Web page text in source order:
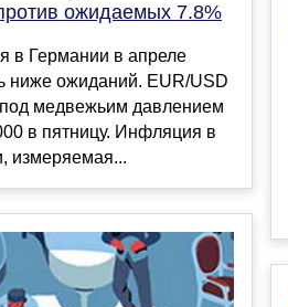
ожидаемых 7.8%
в Германии в апреле
ниже ожиданий. EUR/USD
под медвежьим давлением
в пятницу. Инфляция в
измеряемая...